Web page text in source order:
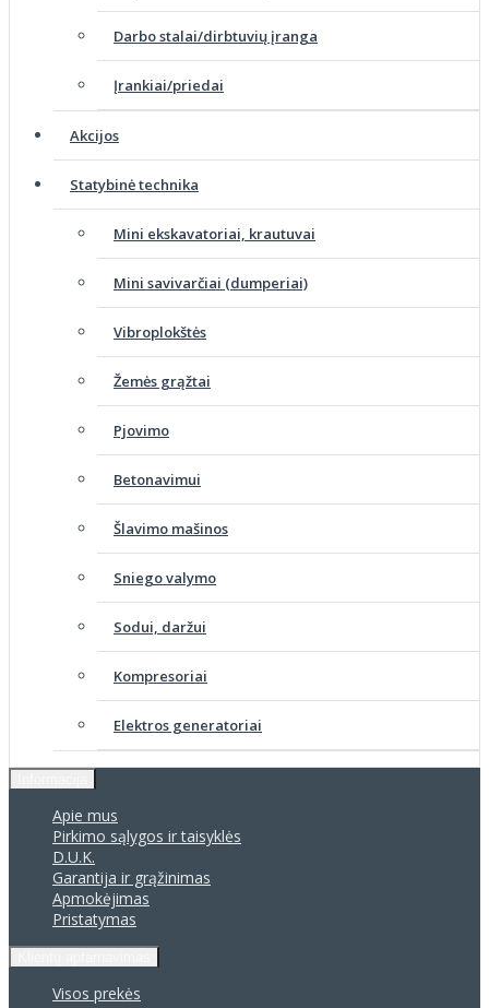
Darbo stalai/dirbtuvių įranga
Įrankiai/priedai
Akcijos
Statybinė technika
Mini ekskavatoriai, krautuvai
Mini savivarčiai (dumperiai)
Vibroplokštės
Žemės grąžtai
Pjovimo
Betonavimui
Šlavimo mašinos
Sniego valymo
Sodui, daržui
Kompresoriai
Elektros generatoriai
Apie mus
Pirkimo sąlygos ir taisyklės
D.U.K.
Garantija ir grąžinimas
Apmokėjimas
Pristatymas
Visos prekės